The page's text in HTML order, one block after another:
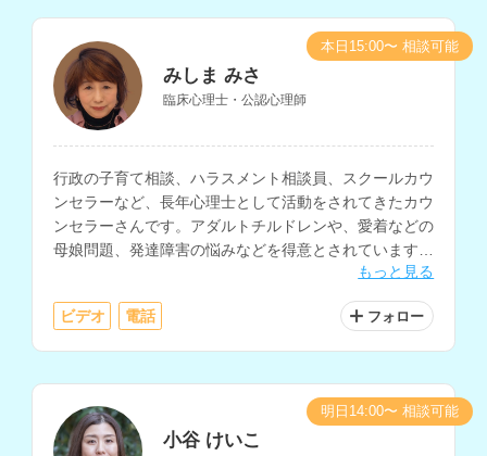
みしま みさ
臨床心理士・公認心理師
行政の子育て相談、ハラスメント相談員、スクールカウ
ンセラーなど、長年心理士として活動をされてきたカウ
ンセラーさんです。アダルトチルドレンや、愛着などの
母娘問題、発達障害の悩みなどを得意とされています。
講師経験もお持ちで心理学についての知識も深く、様々
なお悩みに対する相談が可能です。
もっと見る
ビデオ 電話 フォロー
本日15:00〜 相談可能
小谷 けいこ
明日14:00〜 相談可能